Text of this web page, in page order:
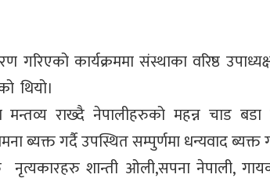
कार्यक्रममा संस्थाका वरिष्ठ
थियो।
मन्तव्य राख्दै नेपालीहरुको महन्न चाड
गर्दै उपस्थित सम्पुर्णमा धन्यवाद ब्यक्त
नृत्यकारहरु शान्ती ओली,सपना नेपाली,